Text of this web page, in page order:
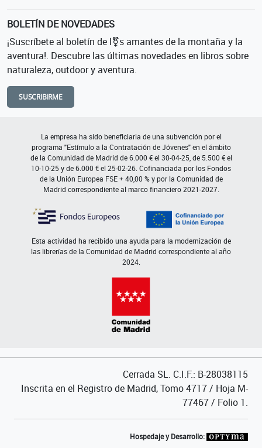
BOLETÍN DE NOVEDADES
¡Suscríbete al boletín de l⚧s amantes de la montaña y la
aventura!. Descubre las últimas novedades en libros sobre
naturaleza, outdoor y aventura.
SUSCRIBIRME
La empresa ha sido beneficiaria de una subvención por el
programa "Estímulo a la Contratación de Jóvenes" en el ámbito
de la Comunidad de Madrid de 6.000 € el 30-04-25, de 5.500 € el
10-10-25 y de 6.000 € el 25-02-26. Cofinanciada por los Fondos
de la Unión Europea FSE + 40,00 % y por la Comunidad de
Madrid correspondiente al marco financiero 2021-2027.
Esta actividad ha recibido una ayuda para la modernización de
las librerías de la Comunidad de Madrid correspondiente al año
2024.
Cerrada SL. C.I.F.: B-28038115
Inscrita en el Registro de Madrid, Tomo 4717 / Hoja M-
77467 / Folio 1.
Hospedaje y Desarrollo: